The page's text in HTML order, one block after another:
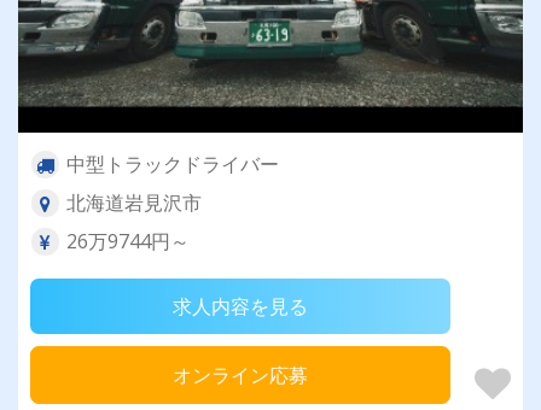
中型トラックドライバー
北海道岩見沢市
26万9744円～
求人内容を見る
オンライン応募